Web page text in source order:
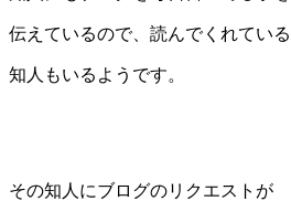
伝えているので、読んでくれている
知人もいるようです。
その知人にブログのリクエストが